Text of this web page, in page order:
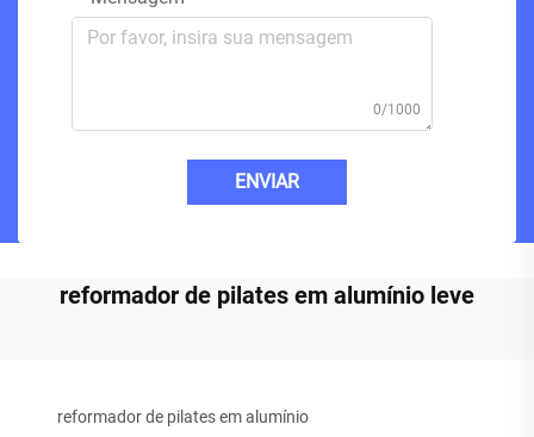
0/1000
ENVIAR
reformador de pilates em alumínio leve
reformador de pilates em alumínio